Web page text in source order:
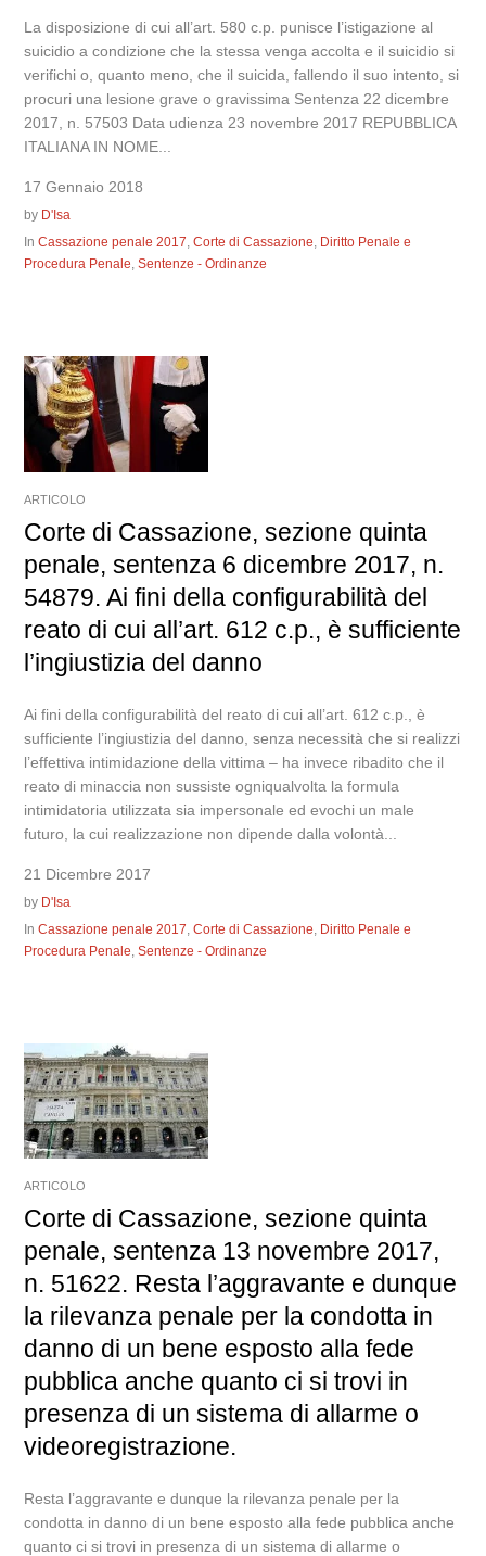
La disposizione di cui all’art. 580 c.p. punisce l’istigazione al
suicidio a condizione che la stessa venga accolta e il suicidio si
verifichi o, quanto meno, che il suicida, fallendo il suo intento, si
procuri una lesione grave o gravissima Sentenza 22 dicembre
2017, n. 57503 Data udienza 23 novembre 2017 REPUBBLICA
ITALIANA IN NOME...
17 Gennaio 2018
by D'Isa
InCassazione penale 2017,Corte di Cassazione, Diritto Penale e
Procedura Penale,Sentenze - Ordinanze
ARTICOLO
Corte di Cassazione, sezione quinta
penale, sentenza 6 dicembre 2017, n.
54879. Ai fini della configurabilità del
reato di cui all’art. 612 c.p., è sufficiente
l’ingiustizia del danno
Ai fini della configurabilità del reato di cui all’art. 612 c.p., è
sufficiente l’ingiustizia del danno, senza necessità che si realizzi
l’effettiva intimidazione della vittima – ha invece ribadito che il
reato di minaccia non sussiste ogniqualvolta la formula
intimidatoria utilizzata sia impersonale ed evochi un male
futuro, la cui realizzazione non dipende dalla volontà...
21 Dicembre 2017
by D'Isa
InCassazione penale 2017 ,Corte di Cassazione Diritto Penale e
Procedura Penale ,Sentenze - Ordinanze
ARTICOLO
Corte di Cassazione, sezione quinta
penale, sentenza 13 novembre 2017,
n. 51622. Resta l’aggravante e dunque
la rilevanza penale per la condotta in
danno di un bene esposto alla fede
pubblica anche quanto ci si trovi in
presenza di un sistema di allarme o
videoregistrazione.
Resta l’aggravante e dunque la rilevanza penale per la
condotta in danno di un bene esposto alla fede pubblica anche
quanto ci si trovi in presenza di un sistema di allarme o